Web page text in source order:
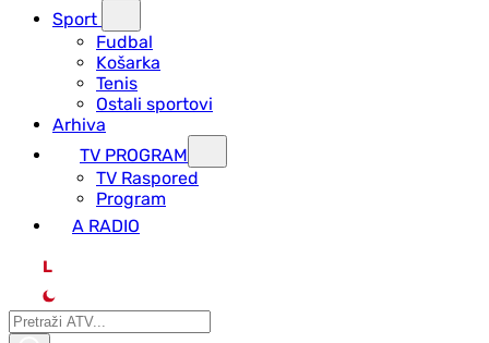
Sport
Fudbal
Košarka
Tenis
Ostali sportovi
Arhiva
TV PROGRAM
ТV Raspored
Program
A RADIO
L